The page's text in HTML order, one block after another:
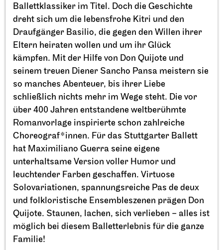
Ballettklassiker im Titel. Doch die Geschichte
dreht sich um die lebensfrohe Kitri und den
Draufgänger Basilio, die gegen den Willen ihrer
Eltern heiraten wollen und um ihr Glück
kämpfen. Mit der Hilfe von Don Quijote und
seinem treuen Diener Sancho Pansa meistern sie
so manches Abenteuer, bis ihrer Liebe
schließlich nichts mehr im Wege steht. Die vor
über 400 Jahren entstandene weltberühmte
Romanvorlage inspirierte schon zahlreiche
Choreograf*innen. Für das Stuttgarter Ballett
hat Maximiliano Guerra seine eigene
unterhaltsame Version voller Humor und
leuchtender Farben geschaffen. Virtuose
Solovariationen, spannungsreiche Pas de deux
und folkloristische Ensembleszenen prägen Don
Quijote. Staunen, lachen, sich verlieben – alles ist
möglich bei diesem Balletterlebnis für die ganze
Familie!
Staatstheater Stuttgart Opernhaus, Schauspielhaus und
Opernvorplatz
Theaterfest am Eckensee
20.09.2026
11:00 - 18:00